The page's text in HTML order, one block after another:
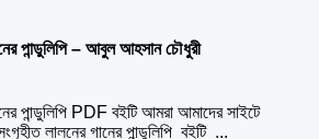
পান্ডুলিপি – আবুল আহসান চৌধুরী
পান্ডুলিপি PDF বইটি আমরা আমাদের সাইটে
লালনের গানের পান্ডুলিপি বইটি ...